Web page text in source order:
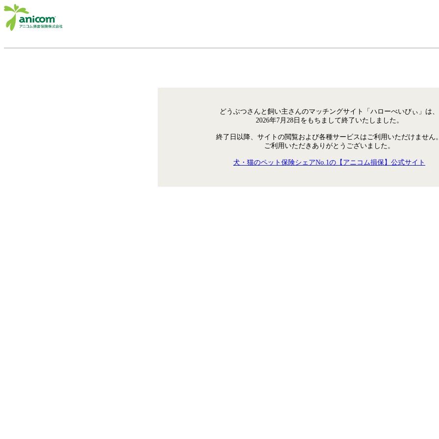
どうぶつさんと飼い主さんのマッチングサイト「ハローべいびぃ」は、
2026年7月28日をもちまして終了いたしました。
終了日以降、サイトの閲覧および各種サービスはご利用いただけません
ご利用いただきありがとうございました。
犬・猫のペット保険シェアNo.1の【アニコム損保】公式サイト